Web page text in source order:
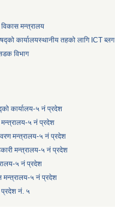
मन्त्रालय
कार्यालयस्थानीय तहको लागि ICT ब्लग
विभाग
कार्यालय-५ नं प्रदेश
मन्त्रालय-५ नं प्रदेश
मन्त्रालय-५ नं प्रदेश
मन्त्रालय-५ नं प्रदेश
५ नं प्रदेश
मन्त्रालय-५ नं प्रदेश
प्रदेश नं. ५